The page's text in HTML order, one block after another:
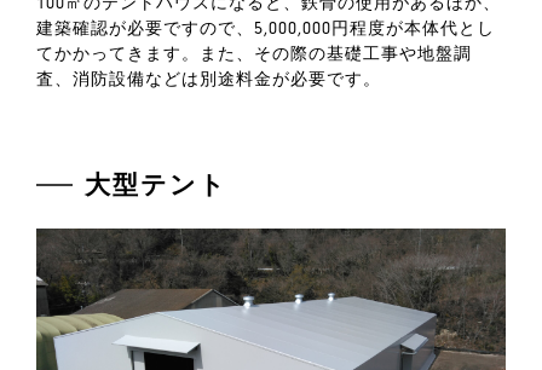
建築確認が必要ですので、5,000,000円程度が本体代とし
てかかってきます。また、その際の基礎工事や地盤調
査、消防設備などは別途料金が必要です。
大型テント